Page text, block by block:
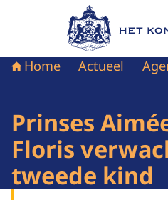
Naar de
Home Actueel
Prinses
Floris
tweede kind